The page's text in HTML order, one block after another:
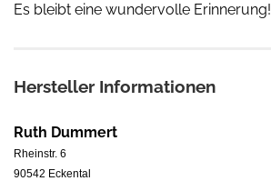
Es bleibt eine wundervolle Erinnerung!
Hersteller Informationen
Ruth Dummert
Rheinstr. 6
90542 Eckental